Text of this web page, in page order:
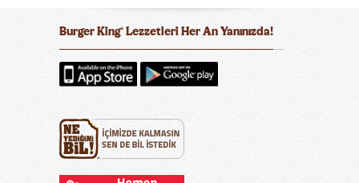
Burger King® Lezzetleri Her An Yanınızda!